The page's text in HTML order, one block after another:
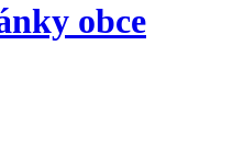
obce